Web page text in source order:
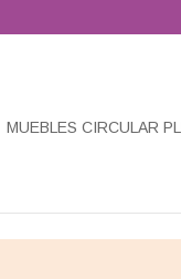
MUEBLES CIRCULAR